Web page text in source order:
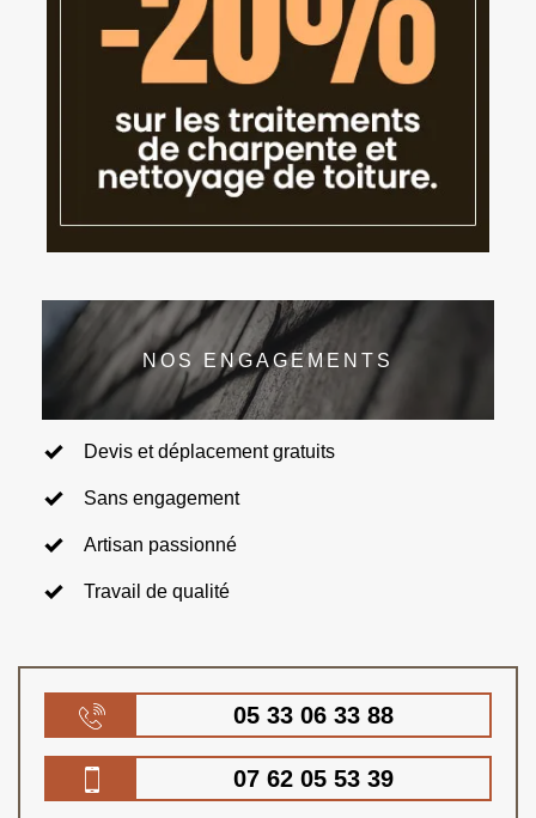
NOS ENGAGEMENTS
Devis et déplacement gratuits
Sans engagement
Artisan passionné
Travail de qualité
05 33 06 33 88
07 62 05 53 39